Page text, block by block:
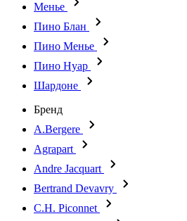
Менье
Пино Блан
Пино Менье
Пино Нуар
Шардоне
Бренд
A.Bergere
Agrapart
Andre Jacquart
Bertrand Devavry
C.H. Piconnet